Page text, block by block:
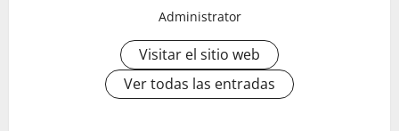
Administrator
Visitar el sitio web
Ver todas las entradas